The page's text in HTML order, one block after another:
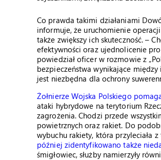
Co prawda takimi działaniami
informuje, że uruchomienie operacji
także zwiększy ich skuteczność. –
efektywności oraz ujednolicenie
powiedział oficer w rozmowie z
bezpieczeństwa wynikające
jest niezbędna dla ochrony
Żołnierze Wojska Polskiego
ataki hybrydowe na terytorium
zagrożenia. Chodzi przede
powietrznych oraz rakiet. Do
wybuchu rakiety, która przyleciała
później zidentyfikowano także
śmigłowiec, służby namierzyły